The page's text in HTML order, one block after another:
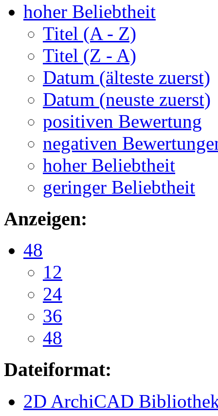
hoher Beliebtheit
Titel (A - Z)
Titel (Z - A)
Datum (älteste zuerst)
Datum (neuste zuerst)
positiven Bewertung
negativen
hoher Beliebtheit
geringer Beliebtheit
Anzeigen:
48
12
24
36
48
Dateiformat:
2D ArchiCAD